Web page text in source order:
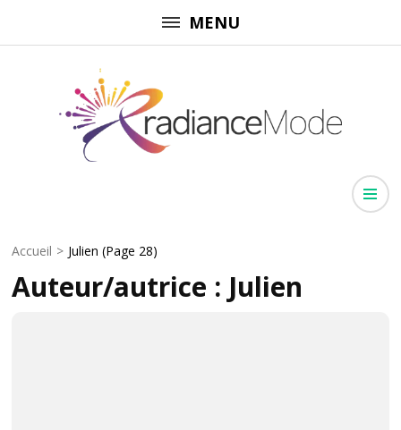
au
MENU
Accueil > Julien (Page 28)
Auteur/autrice : Julien